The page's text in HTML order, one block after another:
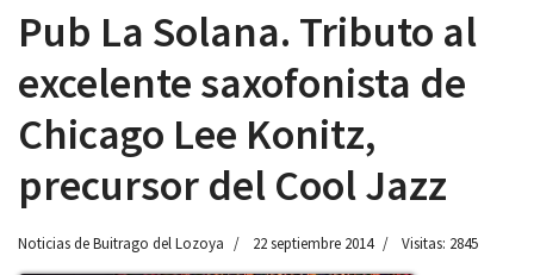
Pub La Solana. Tributo al
excelente saxofonista de
Chicago Lee Konitz,
precursor del Cool Jazz
Noticias de Buitrago del Lozoya 22 septiembre 2014 Visitas: 2845